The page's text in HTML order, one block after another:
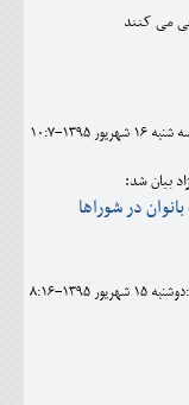
شهريور 1395-10:7
بیان شد:
در شوراها
شهريور 1395-8:16